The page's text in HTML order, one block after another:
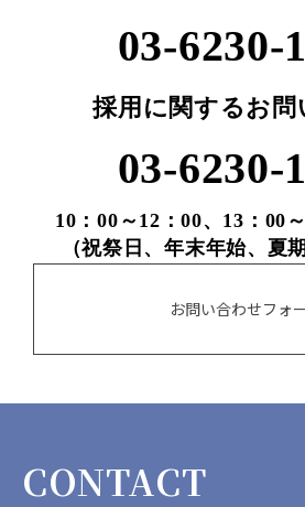
03-6230-
採用に関するお問
03-6230-
10：00～12：00、13：00
（祝祭日、年末年始、夏
お問い合わせフォ
CONTACT